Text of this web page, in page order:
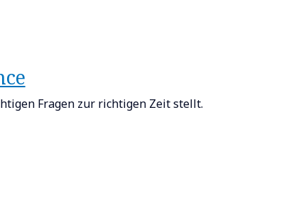
Fragen zur richtigen Zeit stellt.